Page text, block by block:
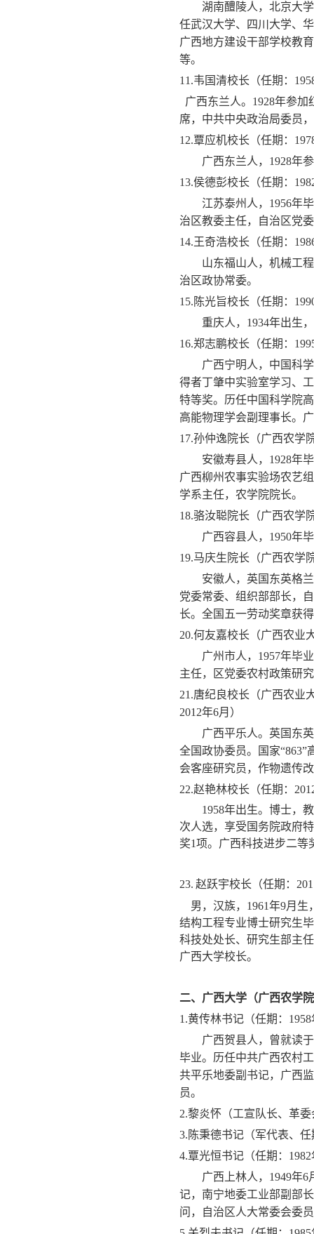
湖南醴陵人，北京大
任武汉大学、四川大学、
广西地方建设干部学校教
等。
11.韦国清校长（任期：
广西东兰人。 1928年参加
席，中共中央政治局委员
12.覃应机校长（任期：
广西东兰人， 1928年
13.侯德彭校长（任期：
江苏泰州人， 1956年
治区教委主任，自治区党
14.王奇浩校长（任期：
山东福山人，机械工
治区政协常委。
15. 陈光旨校长（任期：
重庆人， 1934年出生，
16.郑志鹏校长（任期：
广西宁明人，中国科
得者丁肇中实验室学习、
特等奖。历任中国科学院
高能物理学会副理事长。
17.孙仲逸院长（广西农学
安徽寿县人， 1928年
广西柳州农事实验场农艺
学系主任，农学院院长。
18.骆汝聪院长（广西农学
广西容县人， 1950年
19.马庆生院长（广西农学
安徽人，英国东英格
党委常委、组织部部长，
长。全国五一劳动奖章获
20.何友嘉校长（广西农业
广州市人， 1957年毕
主任，区党委农村政策研
21.唐纪良校长（广西农业
2012年6月）
广西平乐人。英国东
全国政协委员。国家“863”
会客座研究员，作物遗传
22.赵艳林校长（任期：
1958年出生。博士，
次人选，享受国务院政府
奖1项。广西科技进步二等
23. 赵跃宇校长（任期：
男，汉族， 1961年9月生
结构工程专业博士研究生
科技处处长、研究生部主
广西大学校长。
二、广西大学（广西农学
1.黄传林书记（任期： 1958
广西贺县人，曾就读
毕业。历任中共广西农村
共平乐地委副书记，广西
员。
2.黎炎怀（工宣队长、革
3. 陈秉德书记（军代表、任
4.覃光恒书记（任期： 1982
广西上林人， 1949年6
记，南宁地委工业部副部
问，自治区人大常委会委